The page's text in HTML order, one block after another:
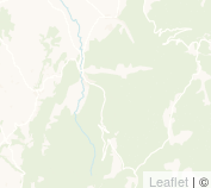
Leaflet | ©